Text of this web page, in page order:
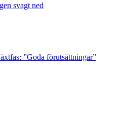
svagt ned
”Goda förutsättningar”